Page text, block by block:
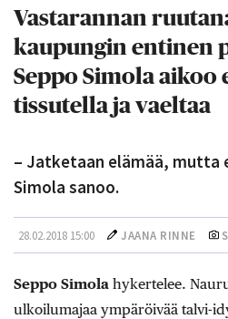
Vastarannan
kaupungin entinen
Seppo Simola aikoo
tissutella ja vaeltaa
– Jatketaan elämää, mutta
Simola sanoo.
28.02.2018 15:00 JAANA RINNE
Seppo Simola hykertelee.
ulkoilumajaa ympäröivää talvi-